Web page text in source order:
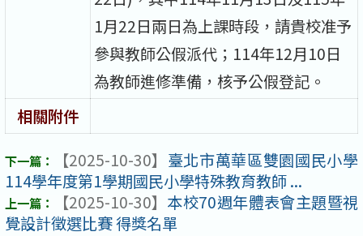
1月22日兩日為上課時段，請貴校准予
參與教師公假派代；114年12月10日
為教師進修準備，核予公假登記。
相關附件
【2025-10-30】 臺北市萬華區雙園國民小學
114學年度第1學期國民小學特殊教育教師 ...
【2025-10-30】 本校70週年體表會主題暨視
覺設計徵選比賽 得獎名單